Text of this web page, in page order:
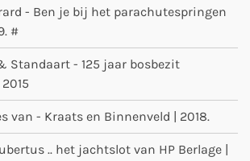
- Ben je bij het parachutespringen
#
Standaart - 125 jaar bosbezit
van - Kraats en Binnenveld | 2018.
.. het jachtslot van HP Berlage |